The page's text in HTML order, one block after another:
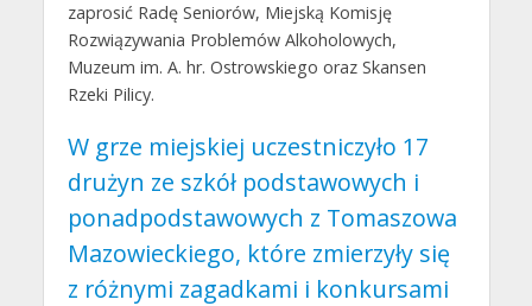
zaprosić Radę Seniorów, Miejską Komisję
Rozwiązywania Problemów Alkoholowych,
Muzeum im. A. hr. Ostrowskiego oraz Skansen
Rzeki Pilicy.
W grze miejskiej uczestniczyło 17
drużyn ze szkół podstawowych i
ponadpodstawowych z Tomaszowa
Mazowieckiego, które zmierzyły się
z różnymi zagadkami i konkursami